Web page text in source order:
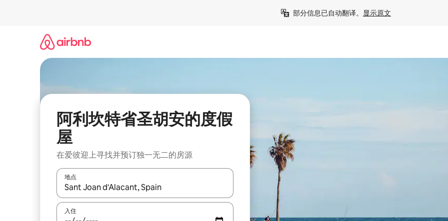
部分信息已自动翻译。 显示原文
阿利坎特省圣胡安的度假
屋
在爱彼迎上寻找并预订独一无二的房源
地点
如有搜索结果，请使用上下方向键查看，或通过点击或滑动手势浏览。
入住